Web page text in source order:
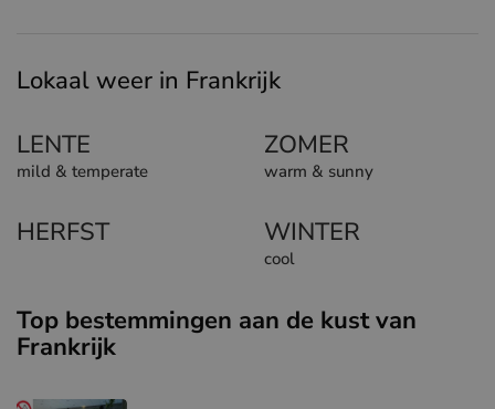
Lokaal weer in Frankrijk
LENTE
mild & temperate
ZOMER
warm & sunny
HERFST WINTER
cool
Top bestemmingen aan de kust van
Frankrijk